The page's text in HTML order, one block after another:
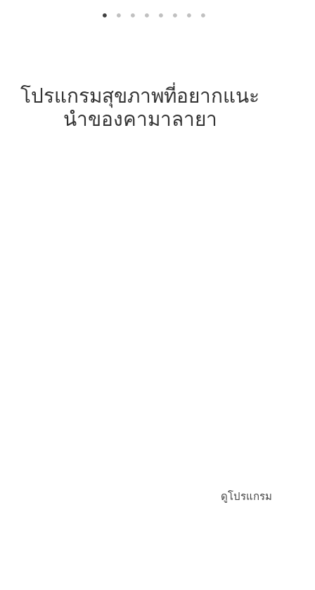
โปรแกรมสุขภาพที่อยากแนะ
นําของคามาลายา
ดูโปรแกรม